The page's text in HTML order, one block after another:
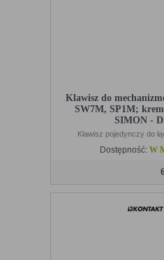
Klawisz do
SW7M, SP1M;
SIMON -
Klawisz pojedynczy do
Dostępność: W